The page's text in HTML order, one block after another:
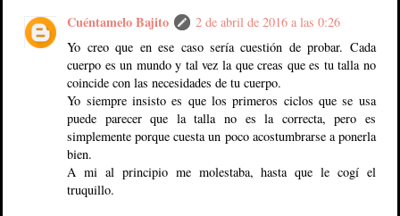
Cuéntamelo Bajito
2 de abril de 2016 a las 0:26
Yo creo que en ese caso sería cuestión de probar. Cada
cuerpo es un mundo y tal vez la que creas que es tu talla no
coincide con las necesidades de tu cuerpo.
Yo siempre insisto es que los primeros ciclos que se usa
puede parecer que la talla no es la correcta, pero es
simplemente porque cuesta un poco acostumbrarse a ponerla
bien.
A mi al principio me molestaba, hasta que le cogí el
truquillo.